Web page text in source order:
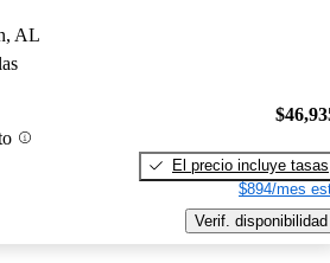
AL
El precio incluye tasas
$894/mes
Verif. disponibilidad